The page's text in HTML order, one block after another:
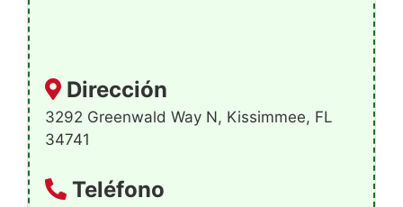
Dirección
3292 Greenwald Way N, Kissimmee, FL
34741
Teléfono